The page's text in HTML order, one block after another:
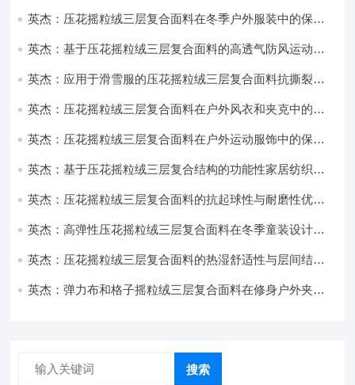
英杰：压花摇粒绒三层复合面料在冬季户外服装中的保暖
英杰：基于压花摇粒绒三层复合面料的高透气防风运动服
英杰：应用于滑雪服的压花摇粒绒三层复合面料抗撕裂与
英杰：压花摇粒绒三层复合面料在户外风衣和夹克中的应
英杰：压花摇粒绒三层复合面料在户外运动服饰中的保暖
英杰：基于压花摇粒绒三层复合结构的功能性家居纺织品
英杰：压花摇粒绒三层复合面料的抗起球性与耐磨性优化
英杰：高弹性压花摇粒绒三层复合面料在冬季童装设计中
英杰：压花摇粒绒三层复合面料的热湿舒适性与层间结合
英杰：弹力布和格子摇粒绒三层复合面料在修身户外夹克
搜索